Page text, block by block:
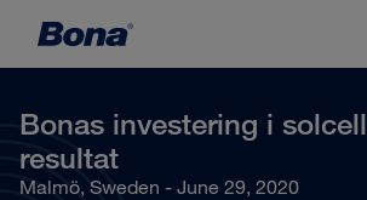
Bonas investering i
resultat
Malmö, Sweden - June 29, 2020